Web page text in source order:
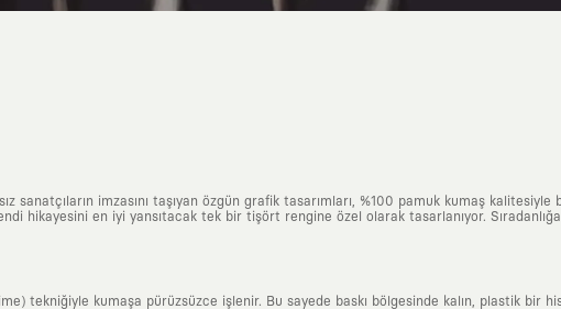
sanatçıların imzasını taşıyan özgün grafik tasarımları, %100 pamuk kumaş
hikayesini en iyi yansıtacak tek bir tişört rengine özel olarak tasarlanıyor.
tekniğiyle kumaşa pürüzsüzce işlenir. Bu sayede baskı bölgesinde kalın, plastik bir